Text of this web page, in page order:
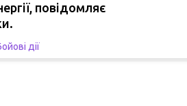
повідомляє
дії